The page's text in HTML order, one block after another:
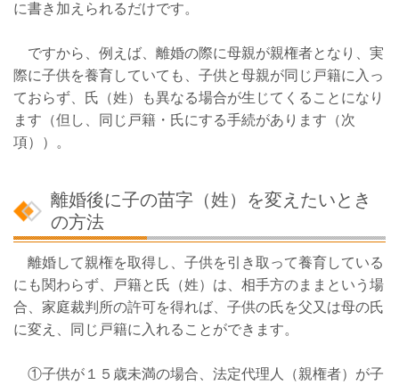
に書き加えられるだけです。
ですから、例えば、離婚の際に母親が親権者となり、実
際に子供を養育していても、子供と母親が同じ戸籍に入っ
ておらず、氏（姓）も異なる場合が生じてくることになり
ます（但し、同じ戸籍・氏にする手続があります（次
項））。
離婚後に子の苗字（姓）を変えたいとき
の方法
離婚して親権を取得し、子供を引き取って養育している
にも関わらず、戸籍と氏（姓）は、相手方のままという場
合、家庭裁判所の許可を得れば、子供の氏を父又は母の氏
に変え、同じ戸籍に入れることができます。
①子供が １５歳未満の場合、 法定代理人（親権者） が子